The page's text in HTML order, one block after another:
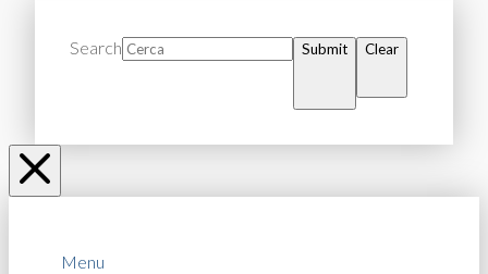
Search Submit Clear
Menu